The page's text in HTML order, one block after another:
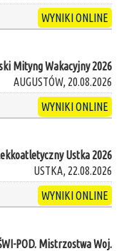
WYNIKI ONLINE
Mityng Wakacyjny 2026
AUGUSTÓW, 20.08.2026
WYNIKI ONLINE
Ustka 2026
USTKA, 22.08.2026
WYNIKI ONLINE
POD. Mistrzostwa Woj.